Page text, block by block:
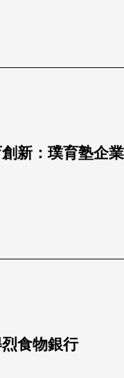
新：璞育塾企
烈食物銀行